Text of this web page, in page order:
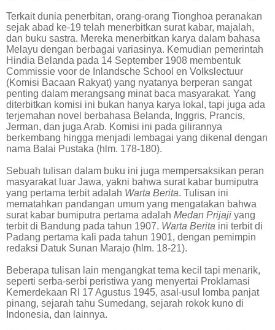
Terkait dunia penerbitan, orang-orang Tionghoa peranakan
sejak abad ke-19 telah menerbitkan surat kabar, majalah,
dan buku sastra. Mereka menerbitkan karya dalam bahasa
Melayu dengan berbagai variasinya. Kemudian pemerintah
Hindia Belanda pada 14 September 1908 membentuk
Commissie voor de Inlandsche School en Volkslectuur
(Komisi Bacaan Rakyat) yang nyatanya berperan sangat
penting dalam merangsang minat baca masyarakat. Yang
diterbitkan komisi ini bukan hanya karya lokal, tapi juga ada
terjemahan novel berbahasa Belanda, Inggris, Prancis,
Jerman, dan juga Arab. Komisi ini pada gilirannya
berkembang hingga menjadi lembagai yang dikenal dengan
nama Balai Pustaka (hlm. 178-180).
Sebuah tulisan dalam buku ini juga mempersaksikan peran
masyarakat luar Jawa, yakni bahwa surat kabar bumiputra
yang pertama terbit adalah Warta Berita. Tulisan ini
mematahkan pandangan umum yang mengatakan bahwa
surat kabar bumiputra pertama adalah Medan Prijaji yang
terbit di Bandung pada tahun 1907. Warta Berita ini terbit di
Padang pertama kali pada tahun 1901, dengan pemimpin
redaksi Datuk Sunan Marajo (hlm. 18-21).
Beberapa tulisan lain mengangkat tema kecil tapi menarik,
seperti serba-serbi peristiwa yang menyertai Proklamasi
Kemerdekaan RI 17 Agustus 1945, asal-usul lomba panjat
pinang, sejarah tahu Sumedang, sejarah rokok kuno di
Indonesia, dan lainnya.